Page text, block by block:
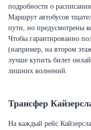
подробности о
Маршрут автобусов
пути, но предусмотрены
Чтобы гарантированно
(например, на втором
лучше купить билет
лишних волнений.
Трансфер
На каждый рейс